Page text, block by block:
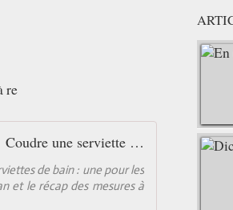
re
Coudre une serviette (sortie de bain complète avec turban)
de bain : une pour les
et le récap des mesures à